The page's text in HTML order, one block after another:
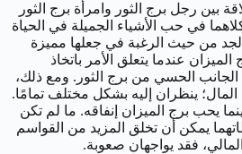
بين رجل برج الثور وامرأة برج الثور
في حب الأشياء الجميلة في الحياة
من حيث الرغبة في جعلها مميزة
عندما يتعلق الأمر باتخاذ
الجانب الحسي من برج الثور. ومع ذلك،
ينظران إليه بشكل مختلف تمامًا.
يحب برج الميزان إنفاقه. ما لم تكن
يمكن أن تخلق المزيد من القواسم
فقد يواجهان صعوبة.